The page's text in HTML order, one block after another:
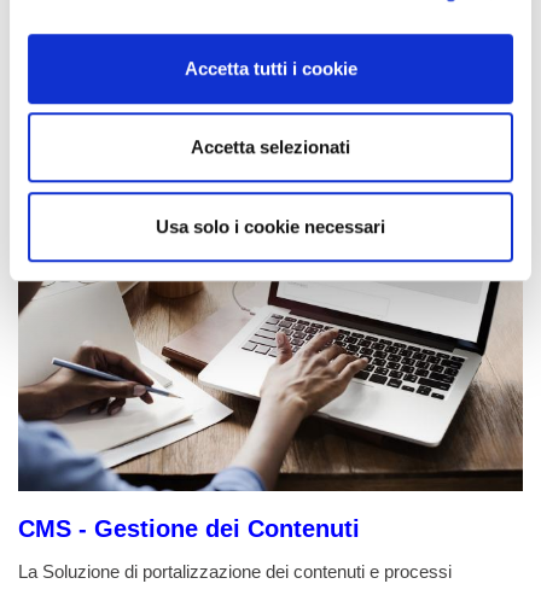
Accetta tutti i cookie
Accetta selezionati
Usa solo i cookie necessari
CMS - Gestione dei Contenuti
La Soluzione di portalizzazione dei contenuti e processi